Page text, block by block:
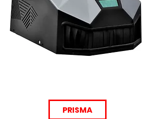
PRISMA